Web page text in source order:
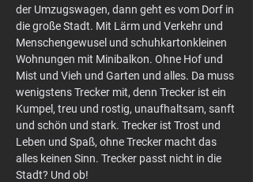
der Umzugswagen, dann geht es vom Dorf in
die große Stadt. Mit Lärm und Verkehr und
Menschengewusel und schuhkartonkleinen
Wohnungen mit Minibalkon. Ohne Hof und
Mist und Vieh und Garten und alles. Da muss
wenigstens Trecker mit, denn Trecker ist ein
Kumpel, treu und rostig, unaufhaltsam, sanft
und schön und stark. Trecker ist Trost und
Leben und Spaß, ohne Trecker macht das
alles keinen Sinn. Trecker passt nicht in die
Stadt? Und ob!